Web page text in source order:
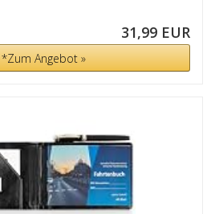
31,99 EUR
*Zum Angebot »